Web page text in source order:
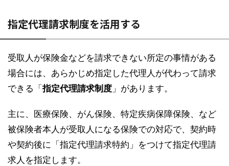
指定代理請求制度を活用する
受取人が保険金などを請求できない所定の事情がある
場合には、あらかじめ指定した代理人が代わって請求
できる「 指定代理請求制度 」があります。
主に、医療保険、がん保険、特定疾病保障保険、など
被保険者本人が受取人になる保険での対応で、契約時
や契約後に「指定代理請求特約」をつけて指定代理請
求人を指定します。